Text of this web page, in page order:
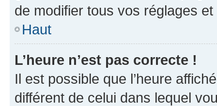
de modifier tous vos réglages
Haut
L’heure n’est pas correcte !
Il est possible que l’heure
différent de celui dans lequel